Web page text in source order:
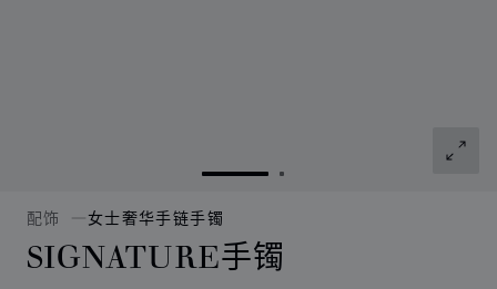
转到幻灯片 1转到幻灯片 2
配饰 女士奢华手链手镯
SIGNATURE手镯